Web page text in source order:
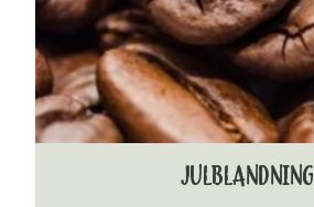
JULBLANDNING